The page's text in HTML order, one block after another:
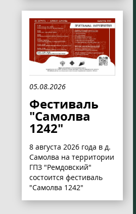
05.08.2026
Фестиваль
"Самолва
1242"
8 августа 2026 года в д.
Самолва на территории
ГПЗ "Ремдовский"
состоится фестиваль
"Самолва 1242"